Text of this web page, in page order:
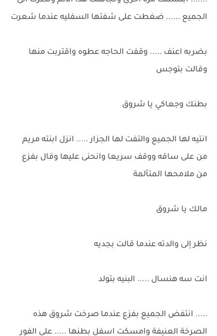
الجميع ...... ضغطت على شفتها السفليه عندما شعرت
بضربه اعنف ..... وقفت الحاجه عطوه واقتربت منها
وقالت بتوجس
بطنك وجعاكي يا شروق
انتيه لها الجميع والتفت لها الجزار ..... انزل ابنته مريم
من على ساقه ووقف سريعا وانحنى عليها وقال بفزع
من ملامحها المتألمة
مالك يا شروق
نظر إلى والدته عندما قالت بجديه
انت سه هنسال ..... البنيه بتولد
..... انتفض الجميع بفزع عندما صرخت شروق هذه
الصرخة العنيفة وامسكت اسفل بطنها ..... على الفور